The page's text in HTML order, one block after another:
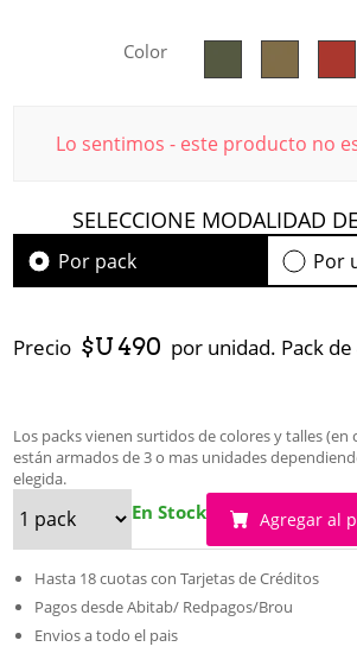
Color
Lo sentimos - este producto no
SELECCIONE MODALIDAD
Por pack Por
Precio $U 490 por unidad. Pack
Los packs vienen surtidos de colores y talles (en
están armados de 3 o mas unidades
elegida.
En Stock Agregar al
Hasta 18 cuotas con Tarjetas de Créditos
Pagos desde Abitab/ Redpagos/Brou
Envios a todo el pais